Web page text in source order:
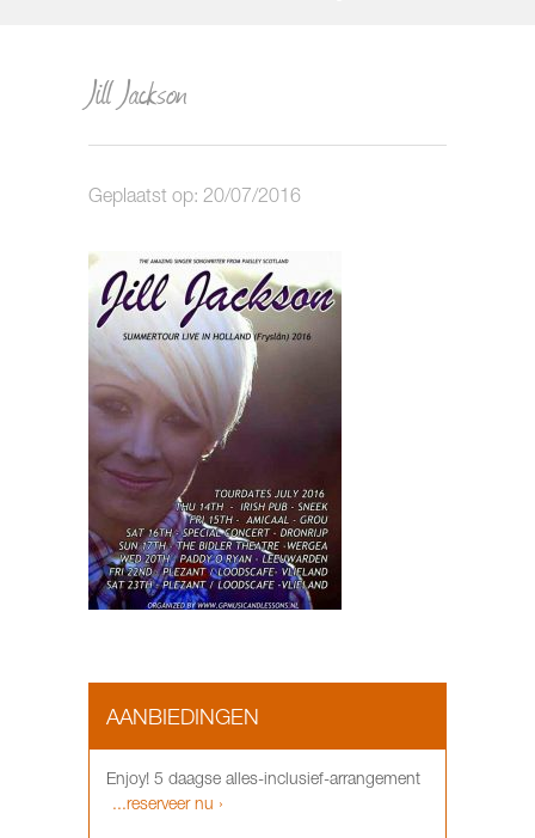
Jill Jackson
Geplaatst op: 20/07/2016
AANBIEDINGEN
Enjoy! 5 daagse alles-inclusief-arrangement
...reserveer nu ›